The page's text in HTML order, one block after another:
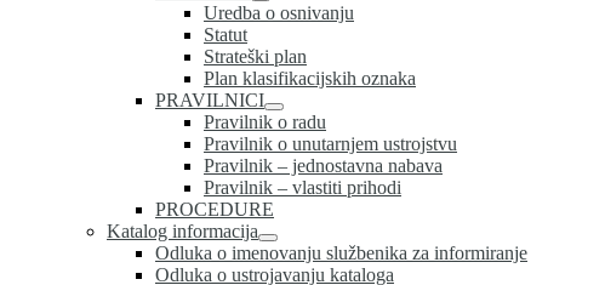
Uredba o osnivanju
Statut
Strateški plan
Plan klasifikacijskih oznaka
PRAVILNICI
Pravilnik o radu
Pravilnik o unutarnjem ustrojstvu
Pravilnik – jednostavna nabava
Pravilnik – vlastiti prihodi
PROCEDURE
Katalog informacija
Odluka o imenovanju službenika za informiranje
Odluka o ustrojavanju kataloga